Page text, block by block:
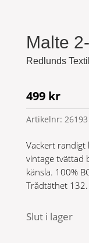
Malte
Redlunds Textil
499 kr
Artikelnr: 26193
Vackert randigt
vintage tvättad
känsla. 100%
Trådtäthet 132.
Slut i lager